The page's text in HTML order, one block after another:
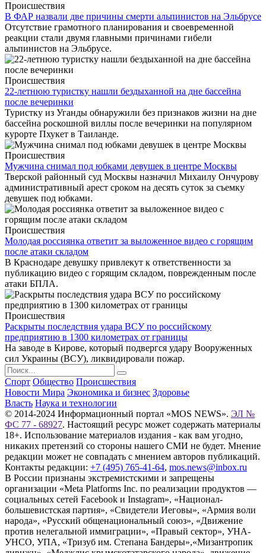
Происшествия
В ФАР назвали две причины смерти альпинистов на Эльбрусе
Отсутствие грамотного планирования и своевременной
реакции стали двумя главными причинами гибели
альпинистов на Эльбрусе.
Происшествия
22-летнюю туристку нашли бездыханной на дне бассейна
после вечеринки
Туристку из Уганды обнаружили без признаков жизни на дне
бассейна роскошной виллы после вечеринки на популярном
курорте Пхукет в Таиланде.
Происшествия
Мужчина снимал под юбками девушек в центре Москвы
Тверской районный суд Москвы назначил Михаилу Ончурову
административный арест сроком на десять суток за съемку
девушек под юбками.
Происшествия
Молодая россиянка ответит за выложенное видео с горящим
после атаки складом
В Краснодаре девушку привлекут к ответственности за
публикацию видео с горящим складом, поврежденным после
атаки БПЛА.
Происшествия
Раскрыты последствия удара ВСУ по российскому
предприятию в 1300 километрах от границы
На заводе в Кирове, который подвергся удару Вооруженных
сил Украины (ВСУ), ликвидировали пожар.
Спорт Общество Происшествия
Новости Мира Экономика и бизнес Здоровье
Власть Наука и технологии
© 2014-2024 Информационный портал «MOS NEWS». ЭЛ №
ФС 77 - 68927. Настоящий ресурс может содержать материалы
18+. Использование материалов издания - как вам угодно,
никаких претензий со стороны нашего СМИ не будет. Мнение
редакции может не совпадать с мнением авторов публикаций.
Контакты редакции: +7 (495) 765-41-64, mos.news@inbox.ru
В России признаны экстремистскими и запрещены
организации «Meta Platforms Inc. по реализации продуктов —
социальных сетей Facebook и Instagram», «Национал-
большевистская партия», «Свидетели Иеговы», «Армия воли
народа», «Русский общенациональный союз», «Движение
против нелегальной иммиграции», «Правый сектор», УНА-
УНСО, УПА, «Тризуб им. Степана Бандеры»,«Мизантропик